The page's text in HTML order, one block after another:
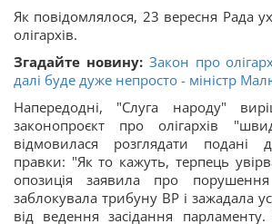
Як повідомлялося, 23 вересня Рада
олігархів.
Згадайте новину: Закон про
далі буде дуже непросто - міністр
Напередодні, "Слуга народу"
законопроєкт про олігархів
відмовилася розглядати подані
правки: "Як то кажуть, терпець
опозиція заявила про
заблокувала трибуну ВР і зажадала
від ведення засідання